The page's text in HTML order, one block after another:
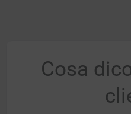
Cosa